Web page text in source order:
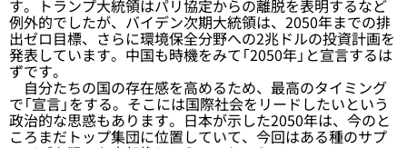
す。トランプ大統領はパリ協定からの離脱を表明するなど
例外的でしたが、バイデン次期大統領は、2050年までの排
出ゼロ目標、さらに環境保全分野への2兆ドルの投資計画を
発表しています。中国も時機をみて「2050年」と宣言するは
ずです。
自分たちの国の存在感を高めるため、最高のタイミング
で「宣言」をする。そこには国際社会をリードしたいという
政治的な思惑もあります。日本が示した2050年は、今のと
ころまだトップ集団に位置していて、今回はある種のサプ